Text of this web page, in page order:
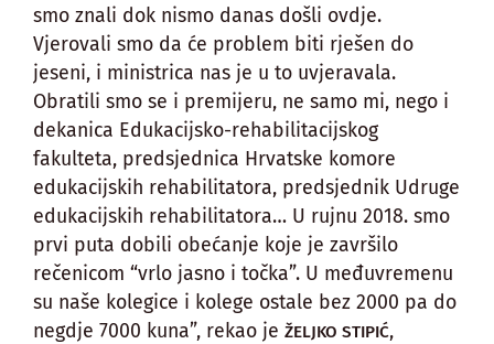
smo znali dok nismo danas došli ovdje.
Vjerovali smo da će problem biti rješen do
jeseni, i ministrica nas je u to uvjeravala.
Obratili smo se i premijeru, ne samo mi, nego i
dekanica Edukacijsko-rehabilitacijskog
fakulteta, predsjednica Hrvatske komore
edukacijskih rehabilitatora, predsjednik Udruge
edukacijskih rehabilitatora… U rujnu 2018. smo
prvi puta dobili obećanje koje je završilo
rečenicom “vrlo jasno i točka”. U međuvremenu
su naše kolegice i kolege ostale bez 2000 pa do
negdje 7000 kuna”, rekao je ŽELJKO STIPIĆ,